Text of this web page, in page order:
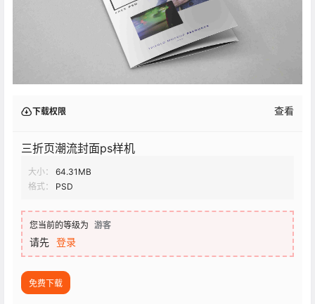
下载权限 查看
三折页潮流封面ps样机
大小：
64.31MB
格式：
PSD
您当前的等级为 游客
请先 登录
免费下载